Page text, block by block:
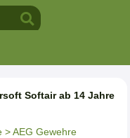
Softair ab 14 Jahre
> AEG Gewehre